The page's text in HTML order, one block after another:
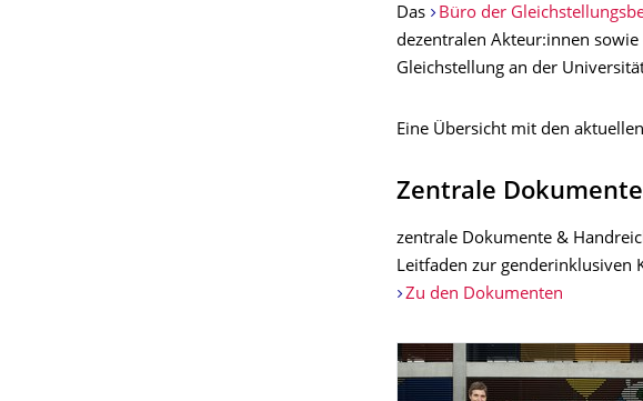
Das Büro der
dezentralen Akteur:innen sowie
Gleichstellung an der
Eine Übersicht mit den
Zentrale
zentrale Dokumente &
Leitfaden zur genderinklusiven
Zu den Dokumenten